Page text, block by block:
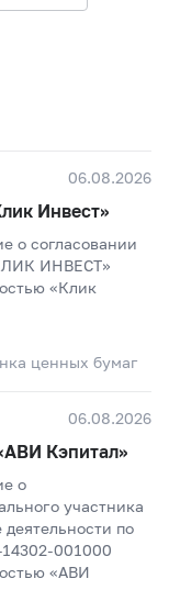
06.08.2026
Инвест»
о согласовании
ИНВЕСТ»
«Клик
ценных бумаг
06.08.2026
Кэпитал»
о
участника
по
001000
«АВИ